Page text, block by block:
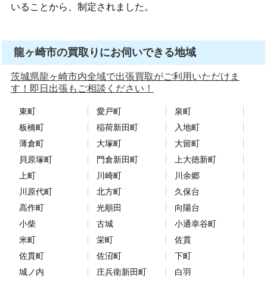
いることから、制定されました。
龍ヶ崎市の買取りにお伺いできる地域
茨城県龍ヶ崎市内全域で出張買取がご利用いただけま
す！即日出張もご相談ください！
東町 愛戸町
泉町
板橋町
稲荷新田町
入地町
薄倉町
大塚町
大留町
貝原塚町
門倉新田町
上大徳新町
上町
川崎町
川余郷
川原代町
北方町
久保台
高作町
光順田
向陽台
小柴
古城
小通幸谷町
米町
栄町
佐貫
佐貫町
佐沼町
下町
城ノ内
庄兵衛新田町
白羽